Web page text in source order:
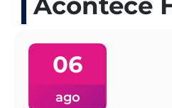
06
ago